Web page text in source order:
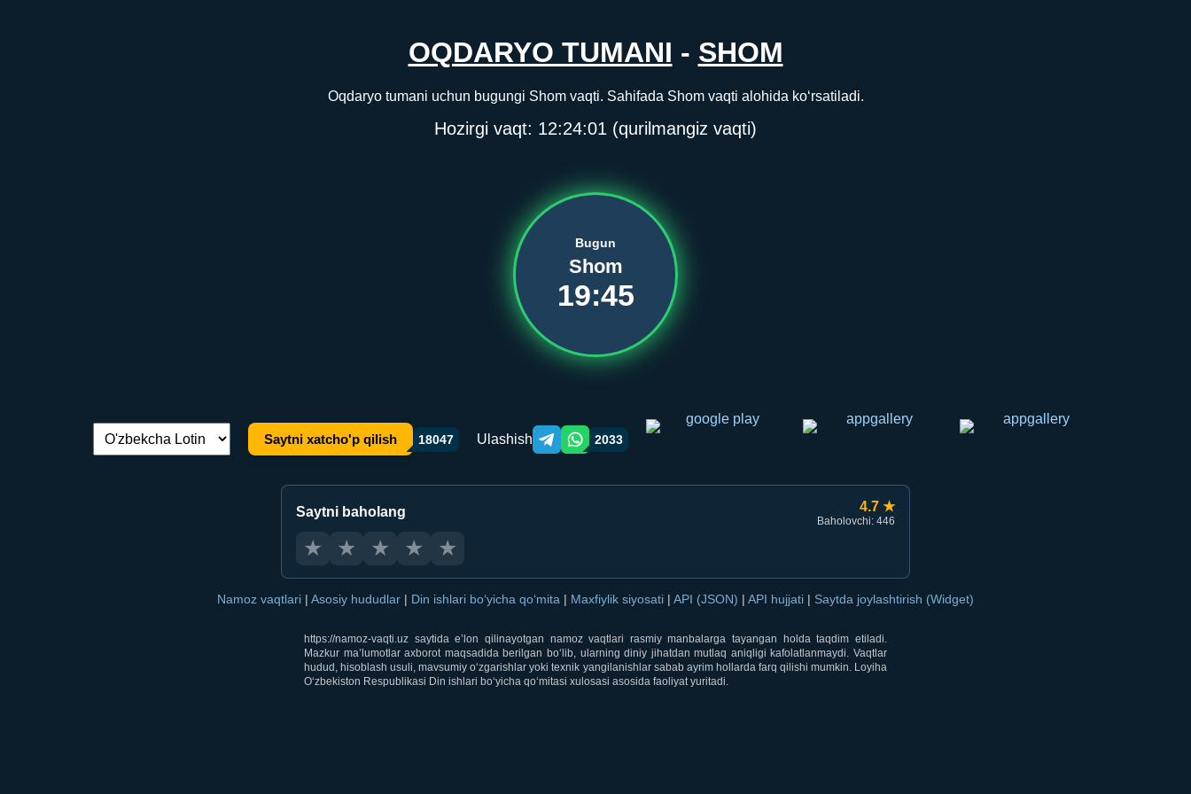
OQDARYO TUMANI - SHOM
Oqdaryo tumani uchun bugungi Shom vaqti. Sahifada Shom vaqti alohida ko‘rsatiladi.
Hozirgi vaqt: 12:24:01 (qurilmangiz vaqti)
Bugun
Shom
19:45
Tilni almashtirish: Saytni xatcho'p qilish 18047 Ulashish Telegram orqali ulashish
WhatsApp orqali ulashish
2033
Saytni baholang 4.7 ★
Baholovchi: 446
★ ★ ★ ★ ★
Namoz vaqtlari | Asosiy hududlar | Din ishlari bo‘yicha qo‘mita | Maxfiylik siyosati | API (JSON) | API hujjati | Saytda joylashtirish (Widget)
https://namoz-vaqti.uz saytida e’lon qilinayotgan namoz vaqtlari rasmiy manbalarga tayangan holda taqdim etiladi.
Mazkur ma’lumotlar axborot maqsadida berilgan bo‘lib, ularning diniy jihatdan mutlaq aniqligi kafolatlanmaydi. Vaqtlar
hudud, hisoblash usuli, mavsumiy o‘zgarishlar yoki texnik yangilanishlar sabab ayrim hollarda farq qilishi mumkin. Loyiha
O‘zbekiston Respublikasi Din ishlari bo‘yicha qo‘mitasi xulosasi asosida faoliyat yuritadi.